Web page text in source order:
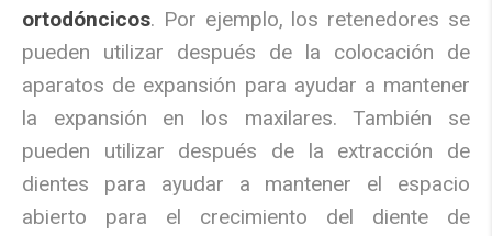
ortodóncicos. Por ejemplo, los retenedores se
pueden utilizar después de la colocación de
aparatos de expansión para ayudar a mantener
la expansión en los maxilares. También se
pueden utilizar después de la extracción de
dientes para ayudar a mantener el espacio
abierto para el crecimiento del diente de